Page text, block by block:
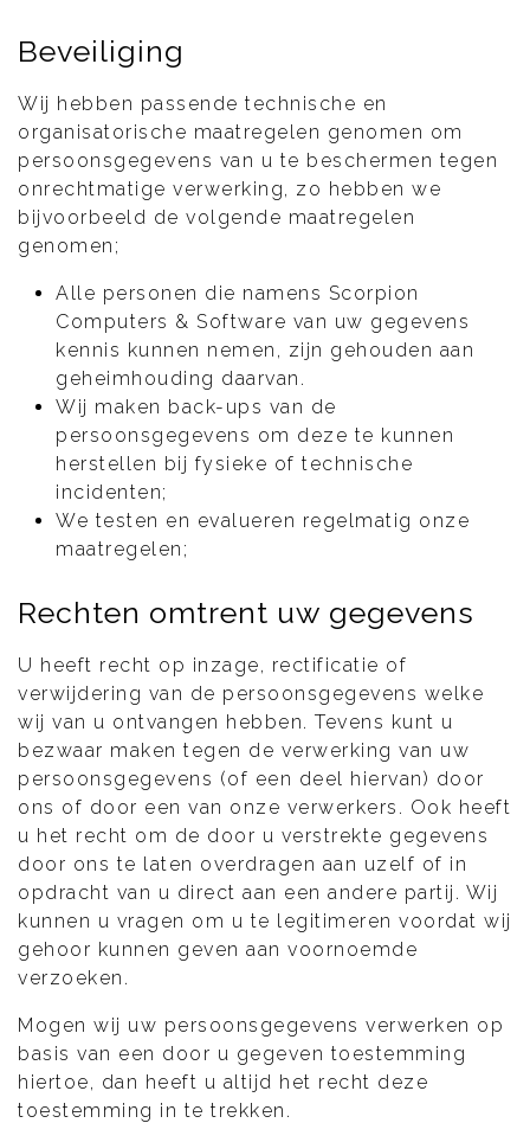
Beveiliging
Wij hebben passende technische en
organisatorische maatregelen genomen om
persoonsgegevens van u te beschermen tegen
onrechtmatige verwerking, zo hebben we
bijvoorbeeld de volgende maatregelen
genomen;
Alle personen die namens Scorpion
Computers & Software van uw gegevens
kennis kunnen nemen, zijn gehouden aan
geheimhouding daarvan.
Wij maken back-ups van de
persoonsgegevens om deze te kunnen
herstellen bij fysieke of technische
incidenten;
We testen en evalueren regelmatig onze
maatregelen;
Rechten omtrent uw gegevens
U heeft recht op inzage, rectificatie of
verwijdering van de persoonsgegevens welke
wij van u ontvangen hebben. Tevens kunt u
bezwaar maken tegen de verwerking van uw
persoonsgegevens (of een deel hiervan) door
ons of door een van onze verwerkers. Ook heeft
u het recht om de door u verstrekte gegevens
door ons te laten overdragen aan uzelf of in
opdracht van u direct aan een andere partij. Wij
kunnen u vragen om u te legitimeren voordat wij
gehoor kunnen geven aan voornoemde
verzoeken.
Mogen wij uw persoonsgegevens verwerken op
basis van een door u gegeven toestemming
hiertoe, dan heeft u altijd het recht deze
toestemming in te trekken.